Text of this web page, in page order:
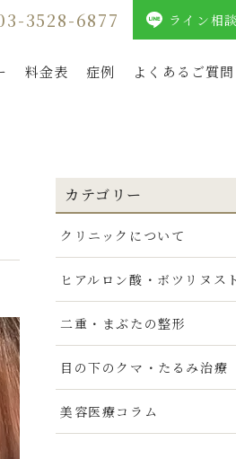
3528-6877 ライン相談
料金表 症例 よくあるご質問
カテゴリー
クリニックについて
ヒアルロン酸・ボツリヌス
二重・まぶたの整形
目の下のクマ・たるみ治療
美容医療コラム